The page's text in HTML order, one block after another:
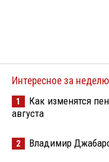
Интересное за неделю
1
Как изменятся
августа
2 Владимир